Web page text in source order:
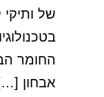
של
החומר
אבחון